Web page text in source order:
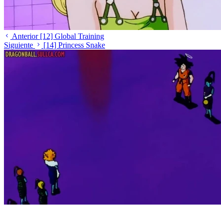
Anterior [12] Global Training
Siguiente
[14] Princess Snake